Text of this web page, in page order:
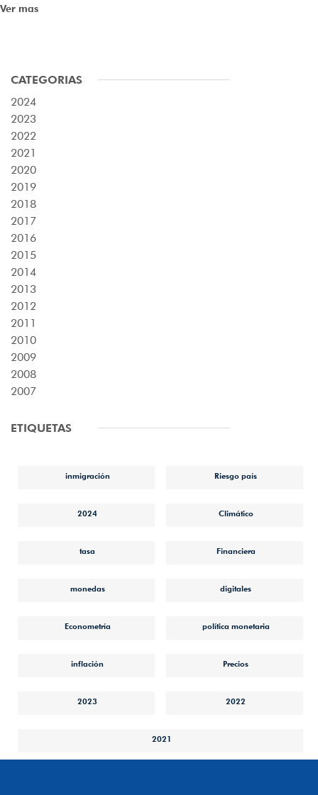
Ver mas
CATEGORIAS
2024
2023
2022
2021
2020
2019
2018
2017
2016
2015
2014
2013
2012
2011
2010
2009
2008
2007
ETIQUETAS
inmigración Riesgo país
2024 Climático
tasa Financiera
monedas digitales
Econometría política monetaria
inflación Precios
2023 2022
2021